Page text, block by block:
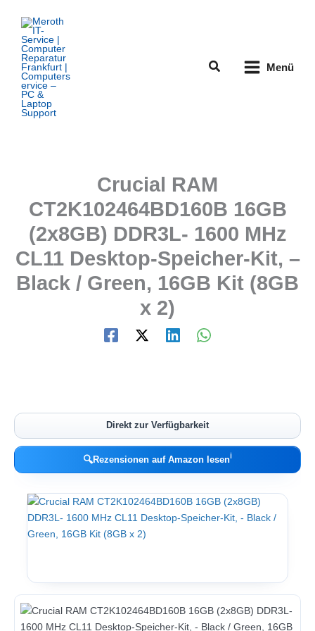
Inhalt
springen
Suchen Menü
Crucial RAM
CT2K102464BD160B 16GB
(2x8GB) DDR3L- 1600 MHz
CL11 Desktop-Speicher-Kit, –
Black / Green, 16GB Kit (8GB
x 2)
Direkt zur Verfügbarkeit
🔍Rezensionen auf Amazon lesenℹ︎